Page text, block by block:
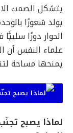
يتشكل الصمت
يولد شعورًا
الحوار دورًا
علماء النفس أن
يمنحها مساحة
لماذا يصبح